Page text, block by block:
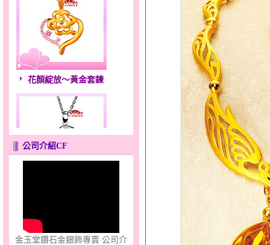
花顏綻放～黃金套鍊
公司介紹CF
金玉堂鑽石金銀飾專賣 公司介